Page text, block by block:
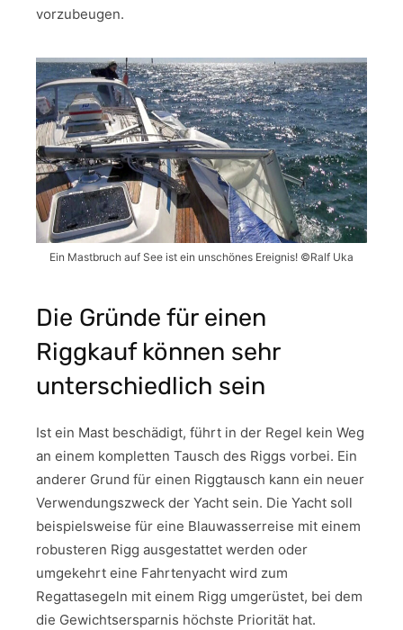
vorzubeugen.
Ein Mastbruch auf See ist ein unschönes Ereignis! ©Ralf Uka
Die Gründe für einen
Riggkauf können sehr
unterschiedlich sein
Ist ein Mast beschädigt, führt in der Regel kein Weg
an einem kompletten Tausch des Riggs vorbei. Ein
anderer Grund für einen Riggtausch kann ein neuer
Verwendungszweck der Yacht sein. Die Yacht soll
beispielsweise für eine Blauwasserreise mit einem
robusteren Rigg ausgestattet werden oder
umgekehrt eine Fahrtenyacht wird zum
Regattasegeln mit einem Rigg umgerüstet, bei dem
die Gewichtsersparnis höchste Priorität hat.